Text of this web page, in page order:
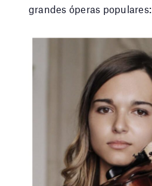
grandes óperas populares: